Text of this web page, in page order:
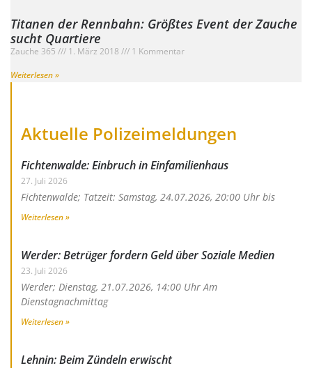
Titanen der Rennbahn: Größtes Event der Zauche
sucht Quartiere
Zauche 365 1. März 2018
1 Kommentar
Weiterlesen »
Aktuelle Polizeimeldungen
Fichtenwalde: Einbruch in Einfamilienhaus
27. Juli 2026
Fichtenwalde; Tatzeit: Samstag, 24.07.2026, 20:00 Uhr bis
Weiterlesen »
Werder: Betrüger fordern Geld über Soziale Medien
23. Juli 2026
Werder; Dienstag, 21.07.2026, 14:00 Uhr Am
Dienstagnachmittag
Weiterlesen »
Lehnin: Beim Zündeln erwischt